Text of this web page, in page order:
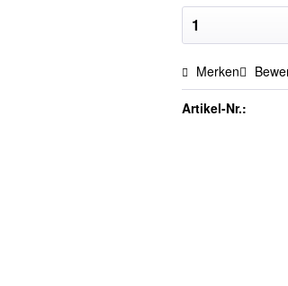
Merken
Artikel-Nr.: